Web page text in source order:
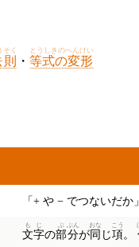
そく
・ 等式の変形
とうしきのへんけい
「+ や − でつないだか
文
も
字
じ
の部
ぶ
分
ぶん
が 同
おな
じ項
こう
。